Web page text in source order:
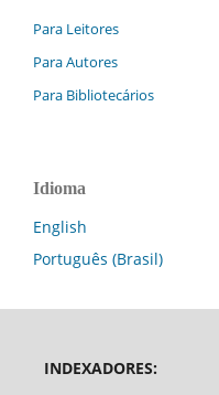
Para Leitores
Para Autores
Para Bibliotecários
Idioma
English
Português (Brasil)
INDEXADORES: